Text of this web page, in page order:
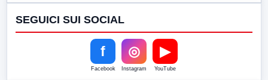
SEGUICI SUI SOCIAL
f
Facebook
◎
Instagram
▶
YouTube